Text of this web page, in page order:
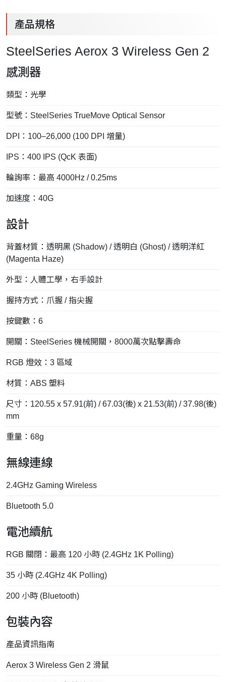
產品規格
SteelSeries Aerox 3 Wireless Gen 2
感測器
類型：光學
型號：SteelSeries TrueMove Optical Sensor
DPI：100–26,000 (100 DPI 增量)
IPS：400 IPS (QcK 表面)
輪詢率：最高 4000Hz / 0.25ms
加速度：40G
設計
背蓋材質：透明黑 (Shadow) / 透明白 (Ghost) / 透明洋紅
(Magenta Haze)
外型：人體工學，右手設計
握持方式：爪握 / 指尖握
按鍵數：6
開關：SteelSeries 機械開關，8000萬次點擊壽命
RGB 燈效：3 區域
材質：ABS 塑料
尺寸：120.55 x 57.91(前) / 67.03(後) x 21.53(前) / 37.98(後)
mm
重量：68g
無線連線
2.4GHz Gaming Wireless
Bluetooth 5.0
電池續航
RGB 關閉：最高 120 小時 (2.4GHz 1K Polling)
35 小時 (2.4GHz 4K Polling)
200 小時 (Bluetooth)
包裝內容
產品資訊指南
Aerox 3 Wireless Gen 2 滑鼠